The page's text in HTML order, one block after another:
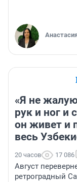
«Я не
рук и ног и
он живет и
весь
20 часов 17 086
Август
ретроградный